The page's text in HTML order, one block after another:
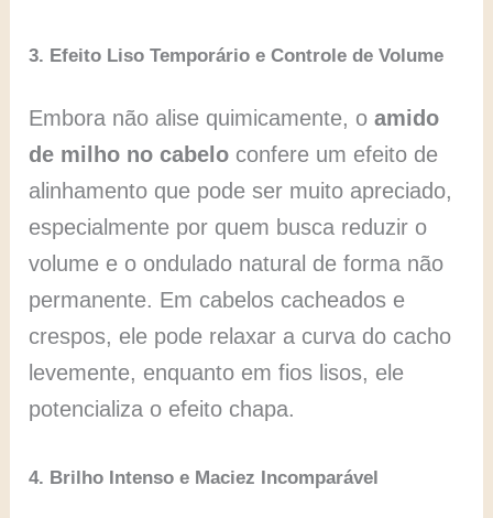
3. Efeito Liso Temporário e Controle de Volume
Embora não alise quimicamente, oamido
de milho no cabelo confere um efeito de
alinhamento que pode ser muito apreciado,
especialmente por quem busca reduzir o
volume e o ondulado natural de forma não
permanente. Em cabelos cacheados e
crespos, ele pode relaxar a curva do cacho
levemente, enquanto em fios lisos, ele
potencializa o efeito chapa.
4. Brilho Intenso e Maciez Incomparável